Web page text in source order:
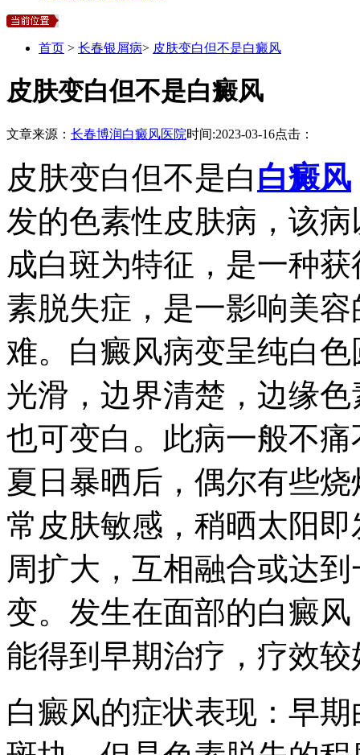
首页 > 长春银屑病> 皮肤变白但不是白癜风
皮肤变白但不是白癜风
文章来源： 长春博润白癜风医院时间:2023-03-16点击：
皮肤变白但不是白 白癜风
发的色素性皮肤病，该
成白斑为特征，是一种
素脱失症，是一影响美
难。白癜风病变呈纯白
光滑，边界清楚，边缘
也可变白。此病一般不
夏日暴晒后，偶尔有些
常皮肤敏感，稍晒太阳
周扩大，互相融合或达
变。发生在面部的白癜
能得到早期治疗，疗效
白癜风的症状表现：早